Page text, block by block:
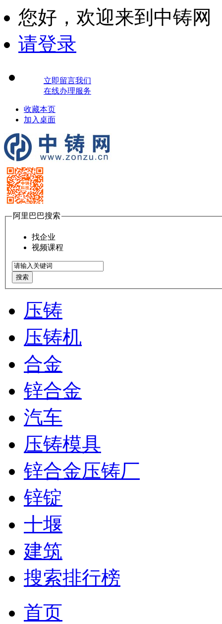
您好， 欢迎来到中铸网
请登录
立即留言我们
在线办理服务
收藏本页
加入桌面
阿里巴巴搜索
找企业
视频课程
搜索
压铸
压铸机
合金
锌合金
汽车
压铸模具
锌合金压铸厂
锌锭
十堰
建筑
搜索排行榜
首页